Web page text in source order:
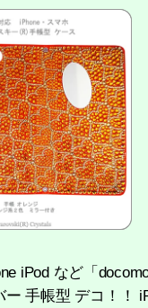
iPod など「
手帳型 デコ！！